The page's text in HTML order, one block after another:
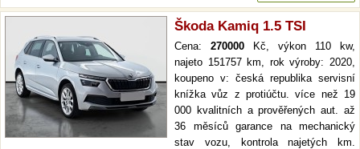
Škoda Kamiq 1.5 TSI
Cena: 270000 Kč, výkon 110 kw,
najeto 151757 km, rok výroby: 2020,
koupeno v: česká republika servisní
knížka vůz z protiúčtu. více než 19
000 kvalitních a prověřených aut. až
36 měsíců garance na mechanický
stav vozu, kontrola najetých km.